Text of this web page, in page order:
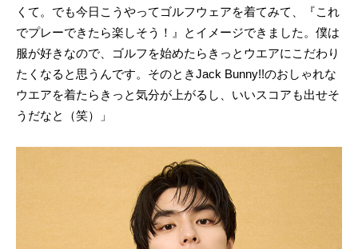
くて。でも今日こうやってゴルフウェアを着てみて、『これ
でプレーできたら楽しそう！』とイメージできました。僕は
服が好きなので、ゴルフを始めたらきっとウエアにこだわり
たくなると思うんです。そのときJack Bunny!!のおしゃれな
ウエアを着たらきっと気分が上がるし、いいスコアも出せそ
うだなと（笑）」